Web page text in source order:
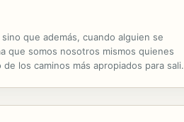
que además, cuando alguien se
que somos nosotros mismos quienes
los caminos más apropiados para salir